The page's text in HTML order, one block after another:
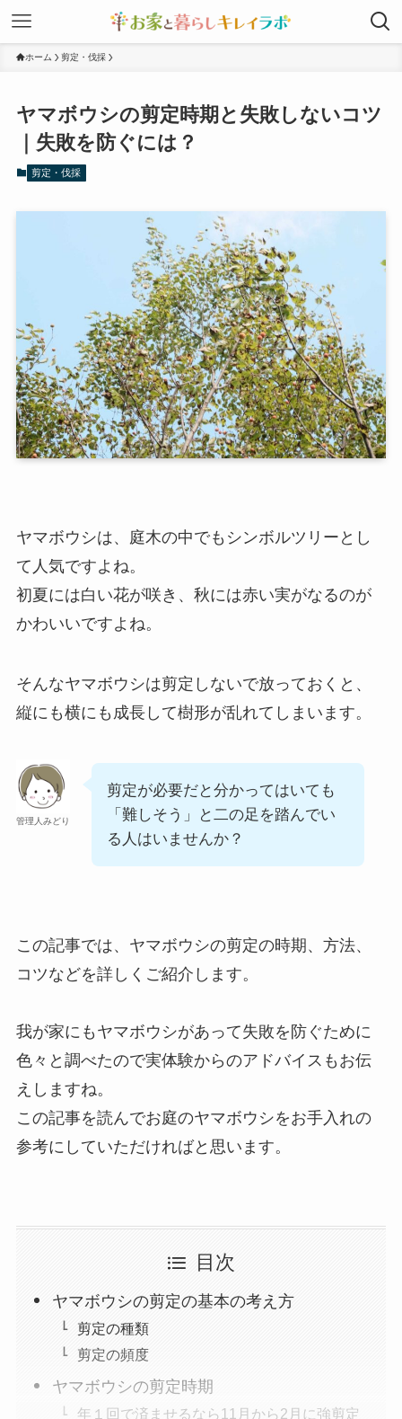
ホーム 剪定・伐採
ヤマボウシの剪定時期と失敗しないコツ
｜失敗を防ぐには？
剪定・伐採
ヤマボウシは、庭木の中でもシンボルツリーとし
て人気ですよね。
初夏には白い花が咲き、秋には赤い実がなるのが
かわいいですよね。
そんなヤマボウシは剪定しないで放っておくと、
縦にも横にも成長して樹形が乱れてしまいます。
管理人みどり
剪定が必要だと分かってはいても
「難しそう」と二の足を踏んでい
る人はいませんか？
この記事では、ヤマボウシの剪定の時期、方法、
コツなどを詳しくご紹介します。
我が家にもヤマボウシがあって失敗を防ぐために
色々と調べたので実体験からのアドバイスもお伝
えしますね。
この記事を読んでお庭のヤマボウシをお手入れの
参考にしていただければと思います。
目次
ヤマボウシの剪定の基本の考え方
剪定の種類
剪定の頻度
ヤマボウシの剪定時期
年１回で済ませるなら11月から2月に強剪定